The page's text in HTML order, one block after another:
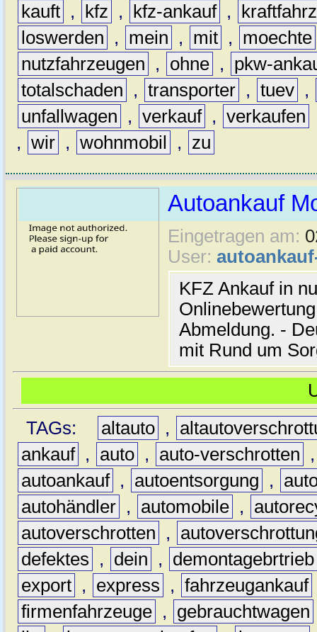
kauft , kfz , kfz-ankauf ,
loswerden
, mein , mit ,
moechte
nutzfahrzeugen
, ohne ,
pkw-
totalschaden
, transporter , tuev ,
unfallwagen
, verkauf , verkaufen
, wir , wohnmobil , zu
Autoankauf
Eingetragen am:
User:
KFZ Ankauf in
Abmeldung. -
mit Rund um
TAGs:
altauto ,
ankauf , auto , auto-verschrotten
autoankauf , autoentsorgung ,
autohändler , automobile ,
autoverschrotten
,
defektes
, dein ,
demontagebrtrieb
export , express , fahrzeugankauf
firmenfahrzeuge , gebrauchtwagen